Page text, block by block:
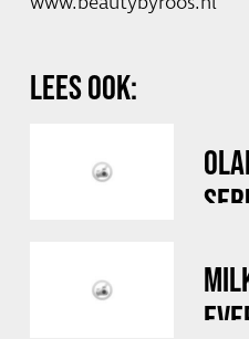
LEES OOK: